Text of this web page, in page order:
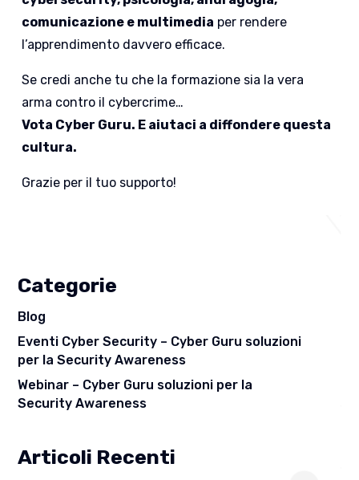
Categorie
Blog
Eventi Cyber Security – Cyber Guru soluzioni
per la Security Awareness
Webinar – Cyber Guru soluzioni per la
Security Awareness
Articoli Recenti
comunicazione e multimedia per rendere
l’apprendimento davvero efficace.
Se credi anche tu che la formazione sia la vera
arma contro il cybercrime…
Vota Cyber Guru. E aiutaci a diffondere questa
cultura.
Grazie per il tuo supporto!